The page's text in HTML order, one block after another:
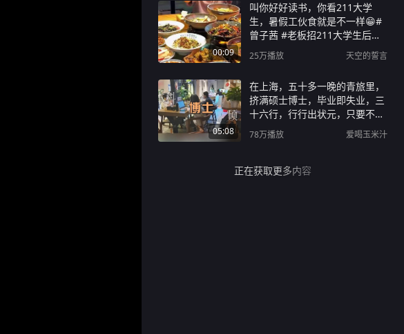
00:09
叫你好好读书，你看211大学
生，暑假工伙食就是不一样😁#
曾子茜 #老板招211大学生后退
掉孩子暑假班 #长沙 #暑假工 #
暑假工的正确打开方式
25万播放 天空的誓言
05:08
在上海，五十多一晚的青旅里，
挤满硕士博士，毕业即失业，三
十六行，行行出状元，只要不轻
言放弃，终会有出头之日！
78万播放 爱喝玉米汁
正在获取更多内容